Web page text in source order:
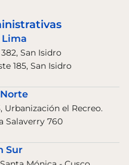
Lima
San Isidro
185, San Isidro
Urbanización el Recreo.
Salaverry 760
Sur